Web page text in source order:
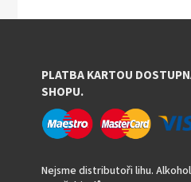
PLATBA KARTOU
SHOPU.
Nejsme distributoři lihu.